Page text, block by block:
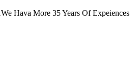
We Hava More 35 Years Of Expeiences